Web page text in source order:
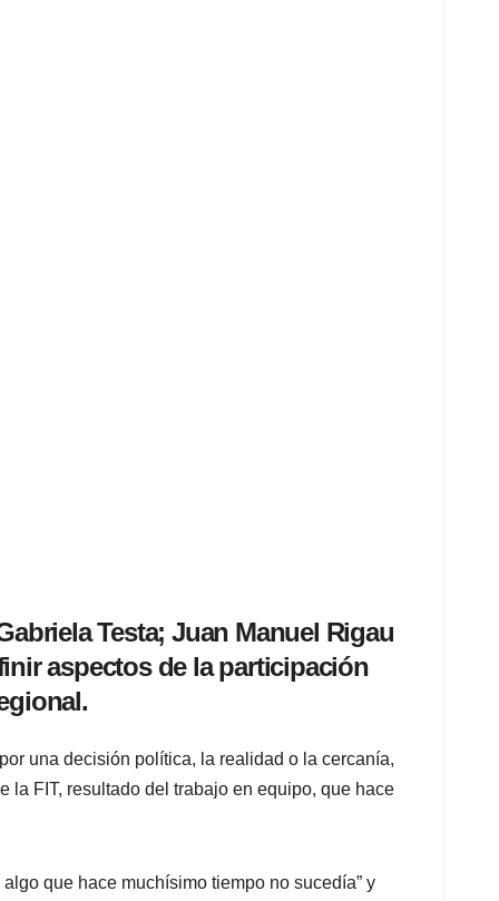
Testa; Juan Manuel Rigau
aspectos de la participación
una decisión política, la realidad o la cercanía,
la FIT, resultado del trabajo en equipo, que hace
algo que hace muchísimo tiempo no sucedía” y